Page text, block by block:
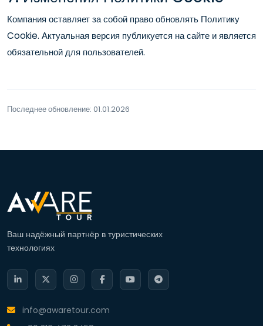
Компания оставляет за собой право обновлять Политику
Cookie. Актуальная версия публикуется на сайте и является
обязательной для пользователей.
Последнее обновление: 01.01.2026
Ваш надёжный партнёр в туристических
технологиях
info@awaretour.com